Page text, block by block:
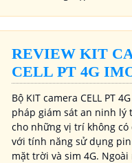
REVIEW KIT
CELL PT 4G
Bộ KIT camera CELL PT
pháp giám sát an ninh lý
cho những vị trí không có
với tính năng sử dụng
mặt trời và sim 4G. Ngoài